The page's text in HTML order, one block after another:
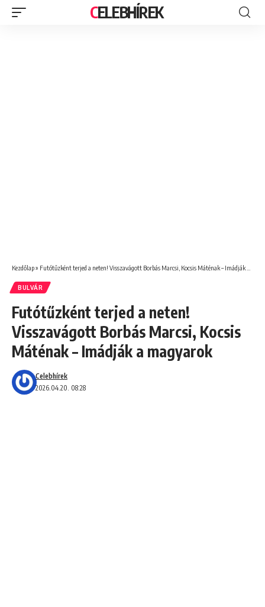
CELEBHÍREK
Kezdőlap» Futótűzként terjed a neten! Visszavágott Borbás Marcsi, Kocsis Máténak – Imádják a magyarok
BULVÁR
Futótűzként terjed a neten!
Visszavágott Borbás Marcsi, Kocsis
Máténak – Imádják a magyarok
2026.04.20. 08:28
Celebhírek